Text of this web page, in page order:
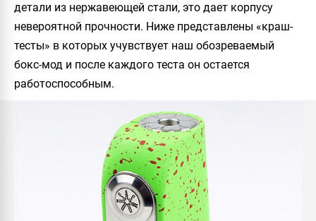
детали из нержавеющей стали, это дает корпусу
невероятной прочности. Ниже представлены «краш-
тесты» в которых учувствует наш обозреваемый
бокс-мод и после каждого теста он остается
работоспособным.